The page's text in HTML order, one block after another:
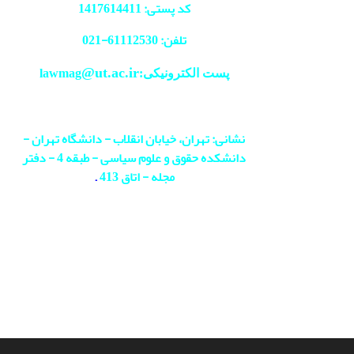
کد پستی: 1417614411
تلفن: 61112530-
021
پست الکترونیکی:lawmag@ut.ac.ir
نشانی: تهران، خیابان انقلاب - دانشگاه تهران -
دانشکده حقوق و علوم سیاسی - طبقه 4 - دفتر
مجله - اتاق 413
.